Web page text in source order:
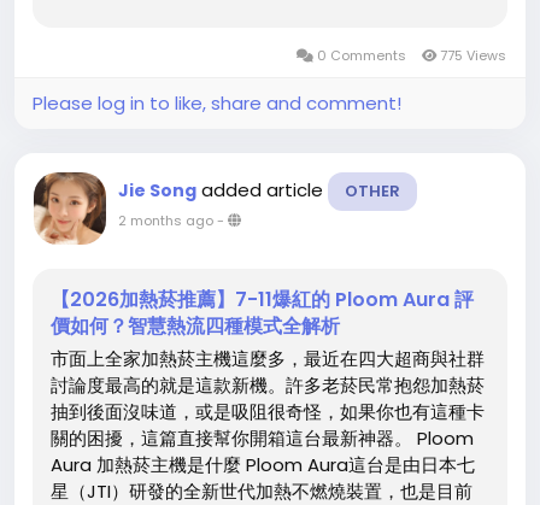
測常在標準化機器條件下進行，數值未必等同於真實吸
菸者的吸入情況。 為什麼實際攝取的尼古丁不一定下降
行為補償是關鍵變數；為了維持尼古丁滿足感，抽菸者
濾嘴的部分過濾效果。在有通氣孔的設計中，若使用時
手指或嘴唇遮住，等同改變了阻力與空氣流量，這點也
是煙嘴過濾器檢測時常被忽略的。 濾嘴不是安全保證，
健康風險仍在...
0 Comments 775 Views
Please log in to like, share and comment!
Jie Song added article OTHER
2 months ago-
【2026加熱菸推薦】7-11爆紅的 Ploom Aura 評
價如何？智慧熱流四種模式全解析
市面上全家加熱菸主機這麼多，最近在四大超商與社群
討論度最高的就是這款新機。許多老菸民常抱怨加熱菸
抽到後面沒味道，或是吸阻很奇怪，如果你也有這種卡
關的困擾，這篇直接幫你開箱這台最新神器。 Ploom
Aura 加熱菸主機是什麼 Ploom Aura這台是由日本七
星（JTI）研發的全新世代加熱不燃燒裝置，也是目前